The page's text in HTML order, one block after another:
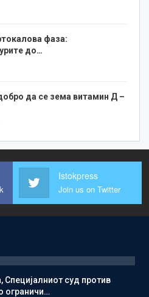
фаза:
до…
да се зема витамин Д –
Istokpress
Join us on Twitter
Специјалниот суд против
ограничи…